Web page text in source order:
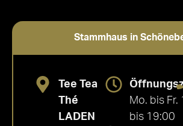
Stammhaus in
Tee Tea
Thé
LADEN
Mo. bis Fr.
bis 19:00